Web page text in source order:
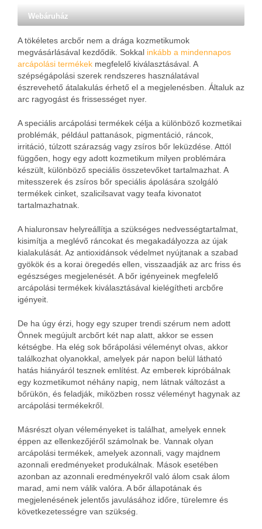
Webáruház
A tökéletes arcbőr nem a drága kozmetikumok
megvásárlásával kezdődik. Sokkal inkább a mindennapos
arcápolási termékek megfelelő kiválasztásával. A
szépségápolási szerek rendszeres használatával
észrevehető átalakulás érhető el a megjelenésben. Általuk az
arc ragyogást és frissességet nyer.
A speciális arcápolási termékek célja a különböző kozmetikai
problémák, például pattanások, pigmentáció, ráncok,
irritáció, túlzott szárazság vagy zsíros bőr leküzdése. Attól
függően, hogy egy adott kozmetikum milyen problémára
készült, különböző speciális összetevőket tartalmazhat. A
mitesszerek és zsíros bőr speciális ápolására szolgáló
termékek cinket, szalicilsavat vagy teafa kivonatot
tartalmazhatnak.
A hialuronsav helyreállítja a szükséges nedvességtartalmat,
kisimítja a meglévő ráncokat és megakadályozza az újak
kialakulását. Az antioxidánsok védelmet nyújtanak a szabad
gyökök és a korai öregedés ellen, visszaadják az arc friss és
egészséges megjelenését. A bőr igényeinek megfelelő
arcápolási termékek kiválasztásával kielégítheti arcbőre
igényeit.
De ha úgy érzi, hogy egy szuper trendi szérum nem adott
Önnek megújult arcbőrt két nap alatt, akkor se essen
kétségbe. Ha elég sok bőrápolási véleményt olvas, akkor
találkozhat olyanokkal, amelyek pár napon belül látható
hatás hiányáról tesznek említést. Az emberek kipróbálnak
egy kozmetikumot néhány napig, nem látnak változást a
bőrükön, és feladják, miközben rossz véleményt hagynak az
arcápolási termékekről.
Másrészt olyan véleményeket is találhat, amelyek ennek
éppen az ellenkezőjéről számolnak be. Vannak olyan
arcápolási termékek, amelyek azonnali, vagy majdnem
azonnali eredményeket produkálnak. Mások esetében
azonban az azonnali eredményekről való álom csak álom
marad, ami nem válik valóra. A bőr állapotának és
megjelenésének jelentős javulásához időre, türelemre és
következetességre van szükség.